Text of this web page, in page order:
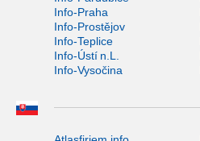
Info-Praha
Info-Prostějov
Info-Teplice
Info-Ústí n.L.
Info-Vysočina